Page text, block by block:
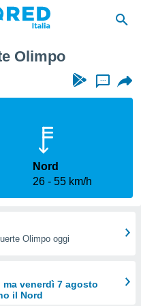
Olimpo
...
Nord
26
55 km/h
Olimpo oggi
venerdì 7 agosto
il Nord